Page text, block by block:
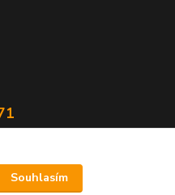
Souhlasím